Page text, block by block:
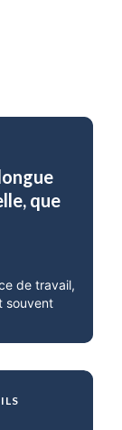
que
de travail,
souvent